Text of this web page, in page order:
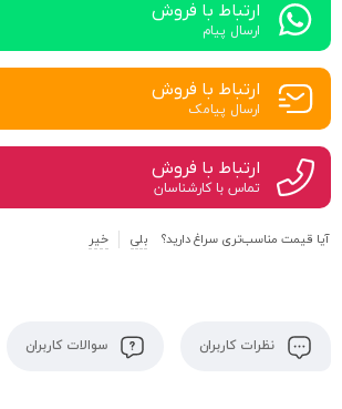
ارتباط با فروش
ارسال پیام
ارتباط با فروش
ارسال پیامک
ارتباط با فروش
تماس با کارشناسان
آیا قیمت مناسب‌تری سراغ دارید؟ بلی خیر
نظرات کاربران سوالات کاربران